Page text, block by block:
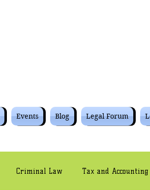
Events Blog Legal Forum
Criminal Law Tax and